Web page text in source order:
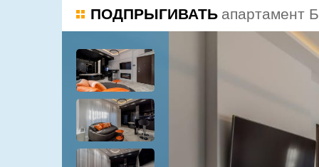
ПОДПРЫГИВАТЬ апартамент